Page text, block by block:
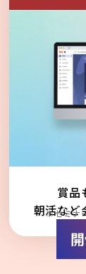
賞品
朝活など
※セミナ